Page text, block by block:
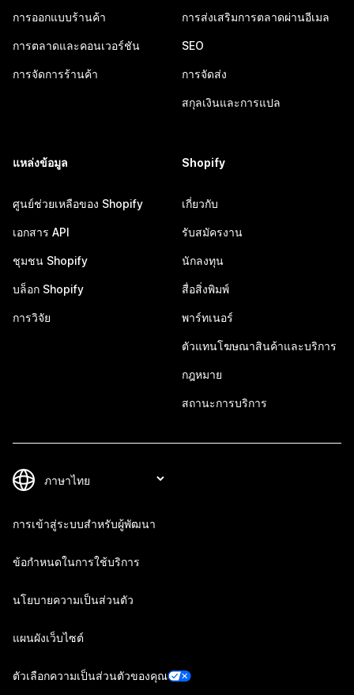
การออกแบบร้านค้า
การตลาดและคอนเวอร์ชัน
การจัดการร้านค้า
การส่งเสริมการตลาดผ่านอีเมล
SEO
การจัดส่ง
สกุลเงินและการแปล
แหล่งข้อมูล
ศูนย์ช่วยเหลือของ Shopify
เอกสาร API
ชุมชน Shopify
บล็อก Shopify
การวิจัย
Shopify
เกี่ยวกับ
รับสมัครงาน
นักลงทุน
สื่อสิ่งพิมพ์
พาร์ทเนอร์
ตัวแทนโฆษณาสินค้าและบริการ
กฎหมาย
สถานะการบริการ
การเข้าสู่ระบบสำหรับผู้พัฒนา
ข้อกำหนดในการใช้บริการ
นโยบายความเป็นส่วนตัว
แผนผังเว็บไซต์
ตัวเลือกความเป็นส่วนตัวของคุณ